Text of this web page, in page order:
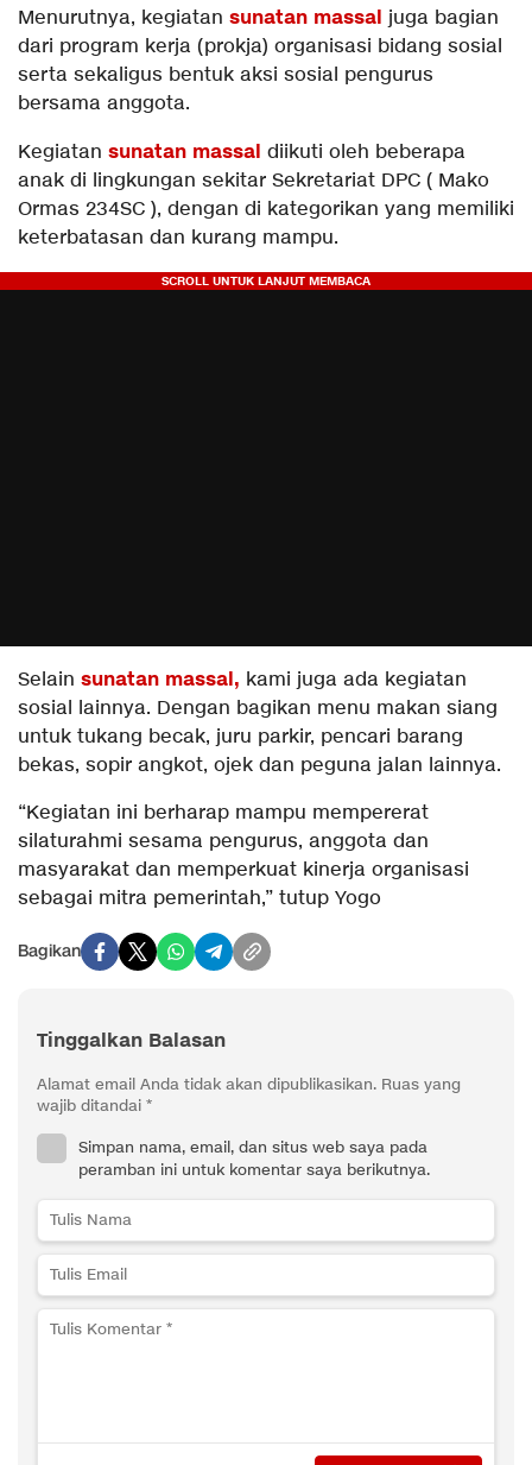
Menurutnya, kegiatan sunatan massal juga bagian
dari program kerja (prokja) organisasi bidang sosial
serta sekaligus bentuk aksi sosial pengurus
bersama anggota.
Kegiatan sunatan massal diikuti oleh beberapa
anak di lingkungan sekitar Sekretariat DPC ( Mako
Ormas 234SC ), dengan di kategorikan yang memiliki
keterbatasan dan kurang mampu.
Selain sunatan massal, kami juga ada kegiatan
sosial lainnya. Dengan bagikan menu makan siang
untuk tukang becak, juru parkir, pencari barang
bekas, sopir angkot, ojek dan peguna jalan lainnya.
“Kegiatan ini berharap mampu mempererat
silaturahmi sesama pengurus, anggota dan
masyarakat dan memperkuat kinerja organisasi
sebagai mitra pemerintah,” tutup Yogo
Bagikan
Tinggalkan Balasan
Alamat email Anda tidak akan dipublikasikan. Ruas yang
wajib ditandai *
Simpan nama, email, dan situs web saya pada
peramban ini untuk komentar saya berikutnya.